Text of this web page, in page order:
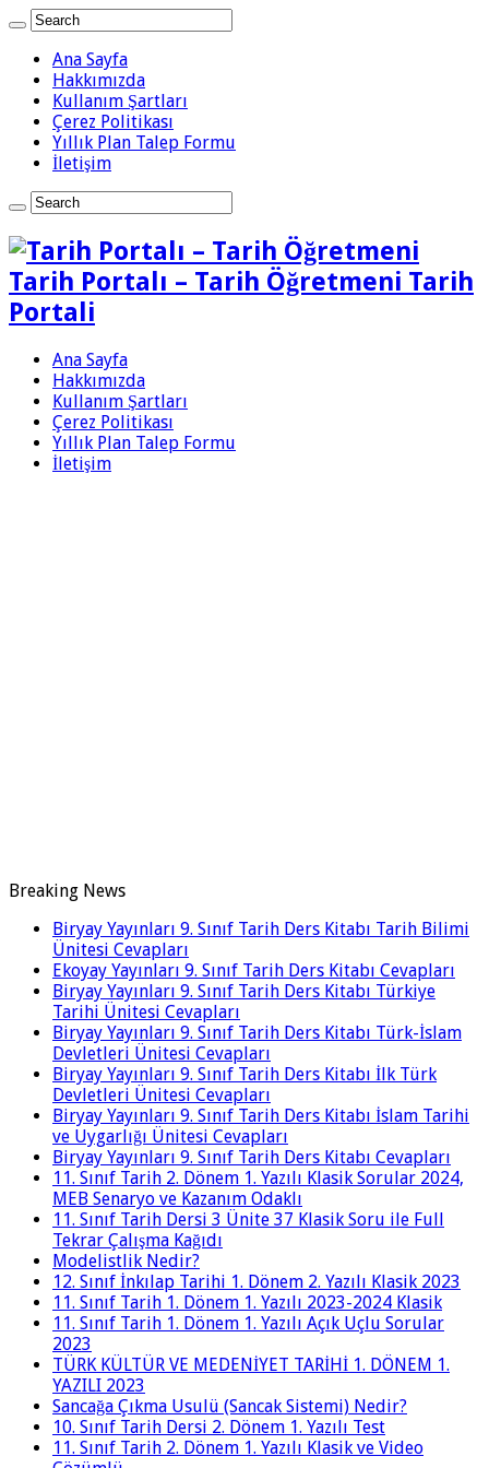
Ana Sayfa
Hakkımızda
Kullanım Şartları
Çerez Politikası
Yıllık Plan Talep Formu
İletişim
Tarih Portalı – Tarih Öğretmeni Tarih
Portali
Ana Sayfa
Hakkımızda
Kullanım Şartları
Çerez Politikası
Yıllık Plan Talep Formu
İletişim
Breaking News
Biryay Yayınları 9. Sınıf Tarih Ders Kitabı Tarih Bilimi
Ünitesi Cevapları
Ekoyay Yayınları 9. Sınıf Tarih Ders Kitabı Cevapları
Biryay Yayınları 9. Sınıf Tarih Ders Kitabı Türkiye
Tarihi Ünitesi Cevapları
Biryay Yayınları 9. Sınıf Tarih Ders Kitabı Türk-İslam
Devletleri Ünitesi Cevapları
Biryay Yayınları 9. Sınıf Tarih Ders Kitabı İlk Türk
Devletleri Ünitesi Cevapları
Biryay Yayınları 9. Sınıf Tarih Ders Kitabı İslam Tarihi
ve Uygarlığı Ünitesi Cevapları
Biryay Yayınları 9. Sınıf Tarih Ders Kitabı Cevapları
11. Sınıf Tarih 2. Dönem 1. Yazılı Klasik Sorular 2024,
MEB Senaryo ve Kazanım Odaklı
11. Sınıf Tarih Dersi 3 Ünite 37 Klasik Soru ile Full
Tekrar Çalışma Kağıdı
Modelistlik Nedir?
12. Sınıf İnkılap Tarihi 1. Dönem 2. Yazılı Klasik 2023
11. Sınıf Tarih 1. Dönem 1. Yazılı 2023-2024 Klasik
11. Sınıf Tarih 1. Dönem 1. Yazılı Açık Uçlu Sorular
2023
TÜRK KÜLTÜR VE MEDENİYET TARİHİ 1. DÖNEM 1.
YAZILI 2023
Sancağa Çıkma Usulü (Sancak Sistemi) Nedir?
10. Sınıf Tarih Dersi 2. Dönem 1. Yazılı Test
11. Sınıf Tarih 2. Dönem 1. Yazılı Klasik ve Video